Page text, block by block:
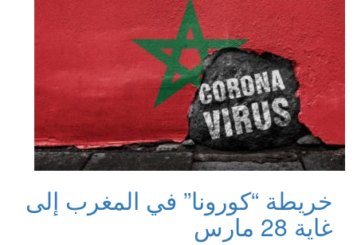
خريطة “كورونا” في المغرب إلى
غاية 28 مارس